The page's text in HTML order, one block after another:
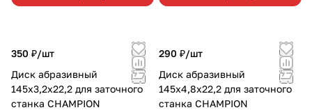
350 ₽/шт
Диск абразивный
145х3,2х22,2 для заточного
станка CHAMPION
290 ₽/шт
Диск абразивный
145х4,8х22,2 для заточного
станка CHAMPION